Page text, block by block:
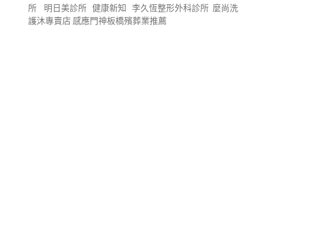
所
明日美診所 健康新知 李久恆整形外科診所 麼尚洗
護沐專賣店 感應門神板橋殯葬業推薦